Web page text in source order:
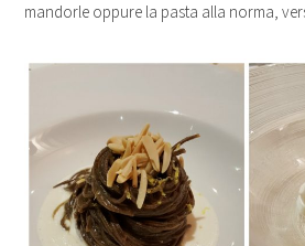
mandorle oppure la pasta alla norma,